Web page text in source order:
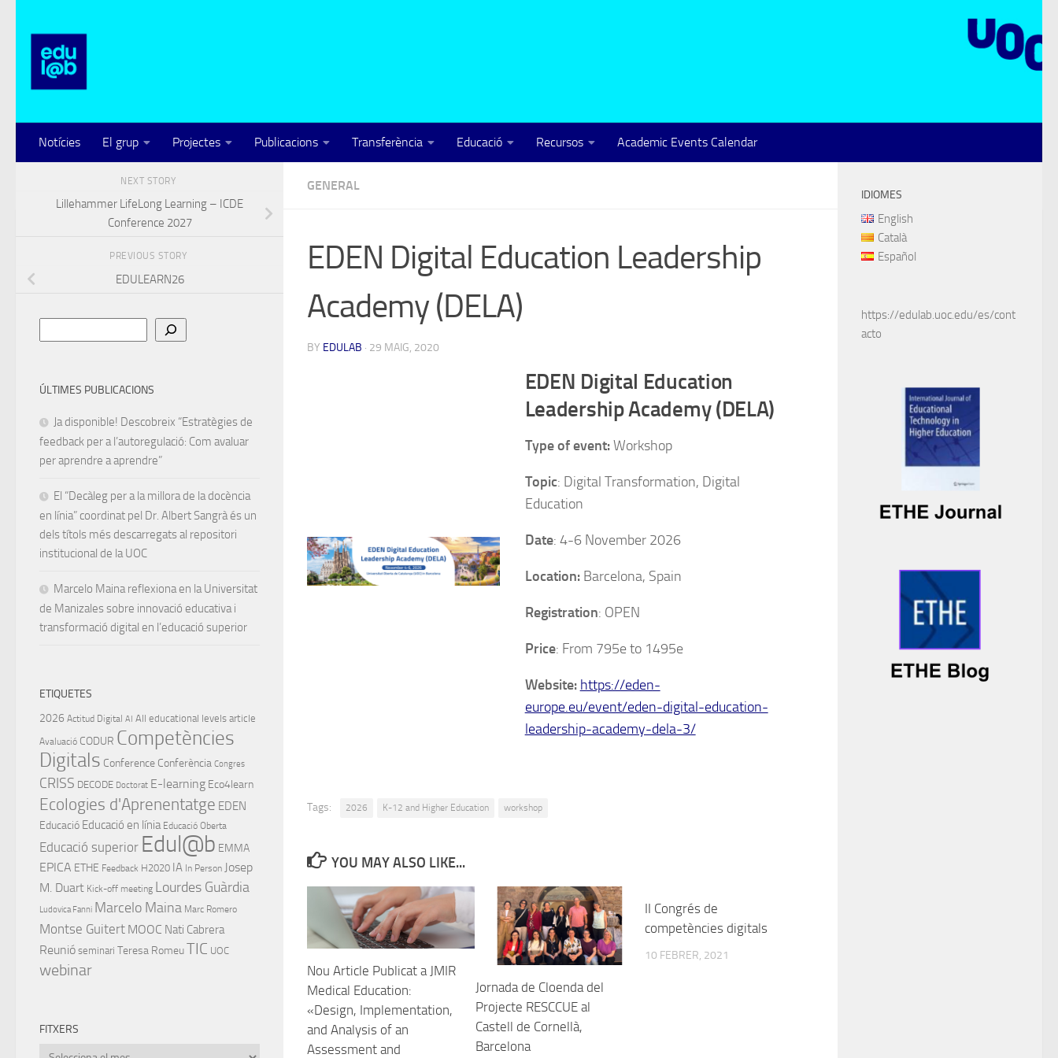
Notícies El grup Projectes Publicacions Transferència Educació Recursos Academic Events Calendar
GENERAL
EDEN Digital Education Leadership
Academy (DELA)
BY EDULAB · 29 MAIG, 2020
EDEN Digital Education
Leadership Academy (DELA)
Type of event:Workshop
Topic: Digital Transformation, Digital
Education
Date: 4-6 November 2026
Location:Barcelona, Spain
Registration: OPEN
Price: From 795e to 1495e
Website: https://eden-
europe.eu/event/eden-digital-education-
leadership-academy-dela-3/
Tags: 2026 K-12 and Higher Education workshop
YOU MAY ALSO LIKE...
Nou Article Publicat a JMIR
Medical Education:
«Design, Implementation,
and Analysis of an
Assessment and
Jornada de Cloenda del
Projecte RESCCUE al
Castell de Cornellà,
Barcelona
II Congrés de
competències digitals
10 FEBRER, 2021
NEXT STORY
Lillehammer LifeLong Learning – ICDE
Conference 2027
PREVIOUS STORY
EDULEARN26
ÚLTIMES PUBLICACIONS
Ja disponible! Descobreix “Estratègies de
feedback per a l’autoregulació: Com avaluar
per aprendre a aprendre”
El “Decàleg per a la millora de la docència
en línia” coordinat pel Dr. Albert Sangrà és un
dels títols més descarregats al repositori
institucional de la UOC
Marcelo Maina reflexiona en la Universitat
de Manizales sobre innovació educativa i
transformació digital en l’educació superior
ETIQUETES
2026 Actitud Digital AI All educational levels article
Avaluació CODUR Competències
Digitals Conference Conferència Congres
CRISS DECODE Doctorat E-learning Eco4learn
Ecologies d'Aprenentatge EDEN
Educació Educació en línia Educació Oberta
Educació superior Edul@b EMMA
EPICA ETHE Feedback H2020 IA In Person
Josep
M. Duart Kick-off meeting Lourdes Guàrdia
Ludovica Fanni Marcelo Maina Marc Romero
Montse Guitert MOOC Nati Cabrera
Reunió seminari Teresa RomeuTIC UOC
webinar
FITXERS
Fitxers
IDIOMES
English
Català
Español
https://edulab.uoc.edu/es/cont
acto